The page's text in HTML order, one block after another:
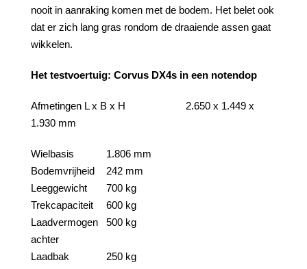
nooit in aanraking komen met de bodem. Het belet ook
dat er zich lang gras rondom de draaiende assen gaat
wikkelen.
Het testvoertuig: Corvus DX4s in een notendop
Afmetingen L x B x H
2.650 x 1.449 x
1.930 mm
Wielbasis
1.806 mm
Bodemvrijheid
242 mm
Leeggewicht
700 kg
Trekcapaciteit
600 kg
Laadvermogen
achter
500 kg
Laadbak
250 kg